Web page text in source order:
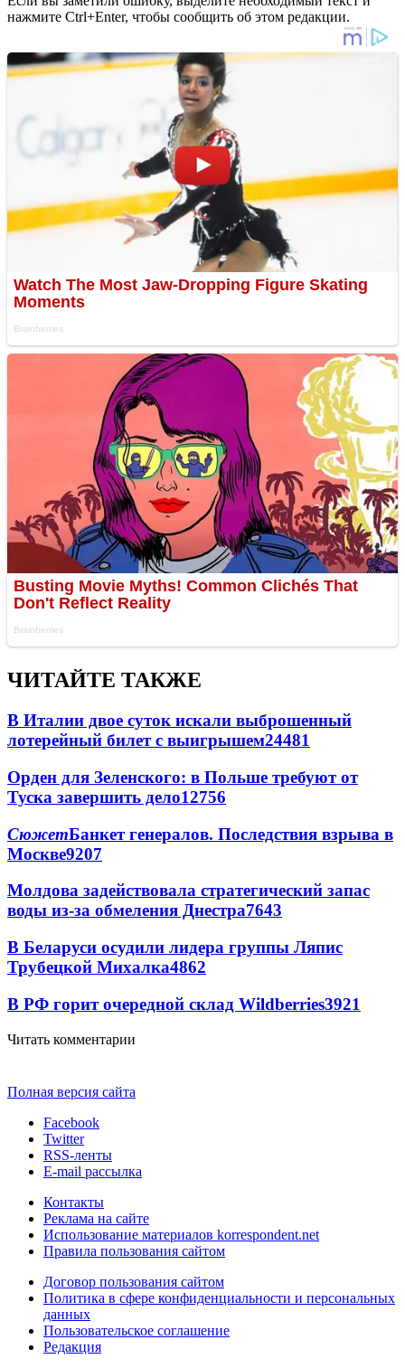
нажмите Ctrl+Enter, чтобы сообщить об этом редакции.
ЧИТАЙТЕ ТАКЖЕ
В Италии двое суток искали выброшенный
лотерейный билет с выигрышем24481
Орден для Зеленского: в Польше требуют от
Туска завершить дело12756
СюжетБанкет генералов. Последствия взрыва в
Москве9207
Молдова задействовала стратегический запас
воды из-за обмеления Днестра7643
В Беларуси осудили лидера группы Ляпис
Трубецкой Михалка4862
В РФ горит очередной склад Wildberries3921
Читать комментарии
Полная версия сайта
Facebook
Twitter
RSS-ленты
E-mail рассылка
Контакты
Реклама на сайте
Использование материалов korrespondent.net
Правила пользования сайтом
Договор пользования сайтом
Политика в сфере конфиденциальности и персональных
данных
Пользовательское соглашение
Редакция